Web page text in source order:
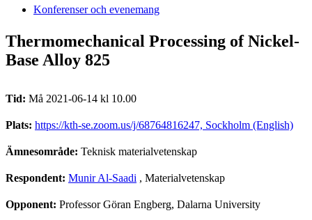
Konferenser och evenemang
Thermomechanical Processing of Nickel-
Base Alloy 825
Tid: Må 2021-06-14 kl 10.00
Plats: https://kth-se.zoom.us/j/68764816247, Sockholm (English)
Ämnesområde: Teknisk materialvetenskap
Respondent: Munir Al-Saadi , Materialvetenskap
Opponent: Professor Göran Engberg, Dalarna University